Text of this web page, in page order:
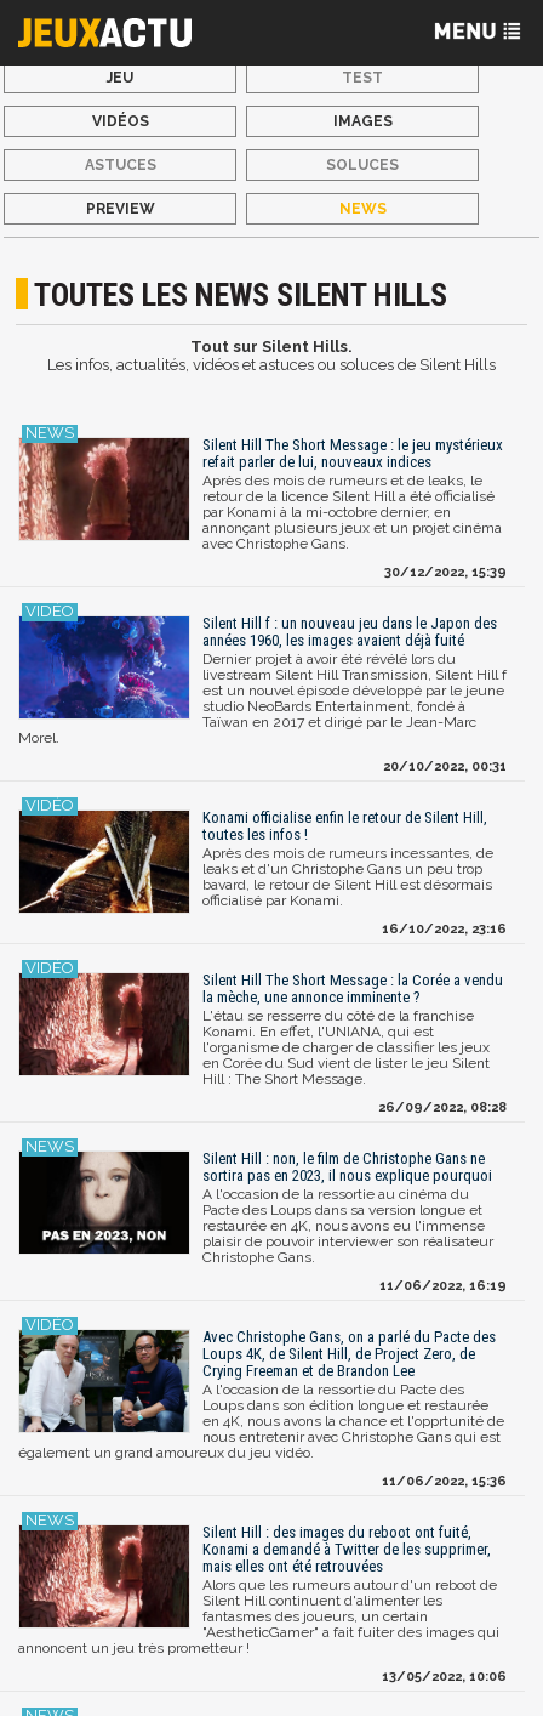
JEU TEST
VIDÉOS IMAGES
ASTUCES SOLUCES
PREVIEW NEWS
TOUTES LES NEWS SILENT HILLS
Tout sur Silent Hills.
Les infos, actualités, vidéos et astuces ou soluces de Silent Hills
Silent Hill The Short Message : le jeu mystérieux
refait parler de lui, nouveaux indices
Après des mois de rumeurs et de leaks, le
retour de la licence Silent Hill a été officialisé
par Konami à la mi-octobre dernier, en
annonçant plusieurs jeux et un projet cinéma
avec Christophe Gans.
30/12/2022, 15:39
Silent Hill f : un nouveau jeu dans le Japon des
années 1960, les images avaient déjà fuité
Dernier projet à avoir été révélé lors du
livestream Silent Hill Transmission, Silent Hill f
est un nouvel épisode développé par le jeune
studio NeoBards Entertainment, fondé à
Taïwan en 2017 et dirigé par le Jean-Marc
Morel.
20/10/2022, 00:31
Konami officialise enfin le retour de Silent Hill,
toutes les infos !
Après des mois de rumeurs incessantes, de
leaks et d'un Christophe Gans un peu trop
bavard, le retour de Silent Hill est désormais
officialisé par Konami.
16/10/2022, 23:16
Silent Hill The Short Message : la Corée a vendu
la mèche, une annonce imminente ?
L'étau se resserre du côté de la franchise
Konami. En effet, l'UNIANA, qui est
l'organisme de charger de classifier les jeux
en Corée du Sud vient de lister le jeu Silent
Hill : The Short Message.
26/09/2022, 08:28
Silent Hill : non, le film de Christophe Gans ne
sortira pas en 2023, il nous explique pourquoi
A l'occasion de la ressortie au cinéma du
Pacte des Loups dans sa version longue et
restaurée en 4K, nous avons eu l'immense
plaisir de pouvoir interviewer son réalisateur
Christophe Gans.
11/06/2022, 16:19
Avec Christophe Gans, on a parlé du Pacte des
Loups 4K, de Silent Hill, de Project Zero, de
Crying Freeman et de Brandon Lee
A l'occasion de la ressortie du Pacte des
Loups dans son édition longue et restaurée
en 4K, nous avons la chance et l'opprtunité de
nous entretenir avec Christophe Gans qui est
également un grand amoureux du jeu vidéo.
11/06/2022, 15:36
Silent Hill : des images du reboot ont fuité,
Konami a demandé à Twitter de les supprimer,
mais elles ont été retrouvées
Alors que les rumeurs autour d'un reboot de
Silent Hill continuent d'alimenter les
fantasmes des joueurs, un certain
"AestheticGamer" a fait fuiter des images qui
annoncent un jeu très prometteur !
13/05/2022, 10:06